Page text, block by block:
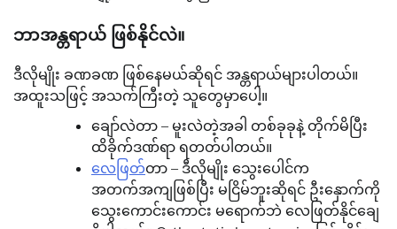
ဘာအန္တရာယ် ဖြစ်နိုင်လဲ။
ဒီလိုမျိုး ခဏခဏ ဖြစ်နေမယ်ဆိုရင် အန္တရာယ်များပါတယ်။
အထူးသဖြင့် အသက်ကြီးတဲ့ သူတွေမှာပေါ့။
ချော်လဲတာ – မူးလဲတဲ့အခါ တစ်ခုခုနဲ့ တိုက်မိပြီး
ထိခိုက်ဒဏ်ရာ ရတတ်ပါတယ်။
လေဖြတ်တာ – ဒီလိုမျိုး သွေးပေါင်က
အတက်အကျဖြစ်ပြီး မငြိမ်ဘူးဆိုရင် ဦးနှောက်ကို
သွေးကောင်းကောင်း မရောက်ဘဲ လေဖြတ်နိုင်ချေ